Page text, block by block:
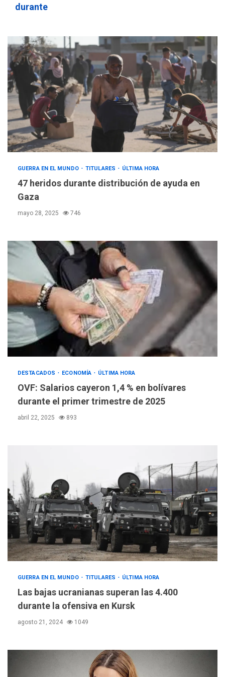
durante
GUERRA EN EL MUNDO TITULARES ÚLTIMA HORA
47 heridos durante distribución de ayuda en
Gaza
mayo 28, 2025 746
DESTACADOS ECONOMÍA ÚLTIMA HORA
OVF: Salarios cayeron 1,4 % en bolívares
durante el primer trimestre de 2025
abril 22, 2025 893
GUERRA EN EL MUNDO TITULARES ÚLTIMA HORA
Las bajas ucranianas superan las 4.400
durante la ofensiva en Kursk
agosto 21, 2024 1049